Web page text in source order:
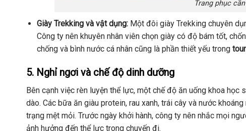
Trang phục
Giày Trekking và vật dụng:Một đôi giày Trekking chuyên
Công ty nên khuyên nhân viên chọn giày có độ bám tốt,
chống và bình nước cá nhân cũng là phần thiết yếu trong
5. Nghỉ ngơi và chế độ dinh dưỡng
Bên cạnh việc rèn luyện thể lực, một chế độ ăn uống khoa
dào. Các bữa ăn giàu protein, rau xanh, trái cây và nước
trạng mệt mỏi. Trước ngày khởi hành, công ty nên nhắc mọi
ảnh hưởng đến thể lực trong chuyến đi.